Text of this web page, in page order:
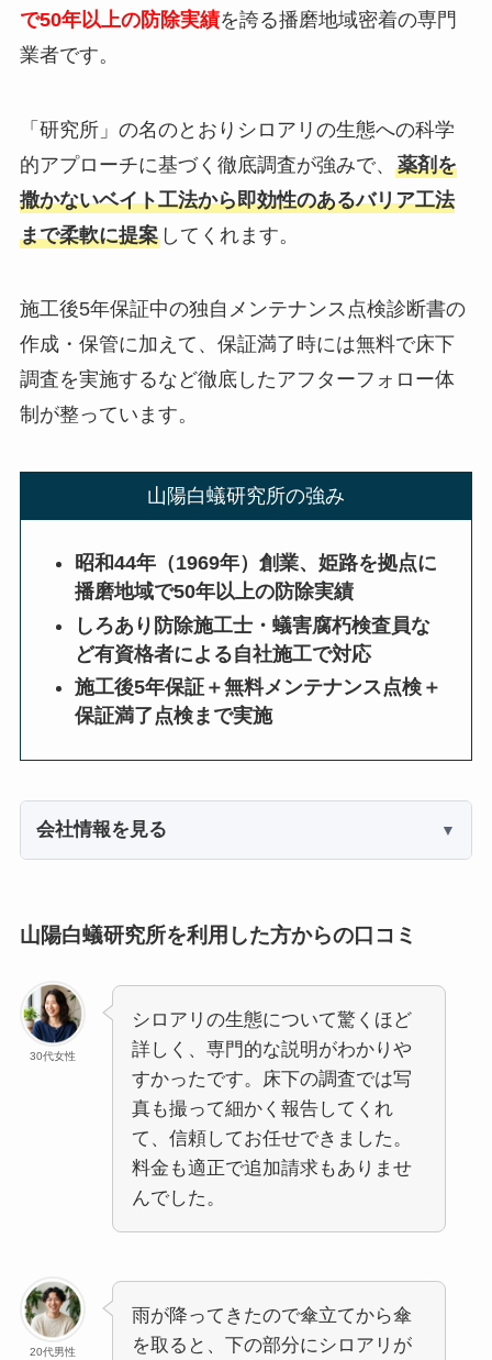
で50年以上の防除実績を誇る播磨地域密着の専門
業者です。
「研究所」の名のとおりシロアリの生態への科学
的アプローチに基づく徹底調査が強みで、 薬剤を
撒かないベイト工法から即効性のあるバリア工法
まで柔軟に提案してくれます。
施工後5年保証中の独自メンテナンス点検診断書の
作成・保管に加えて、保証満了時には無料で床下
調査を実施するなど徹底したアフターフォロー体
制が整っています。
山陽白蟻研究所の強み
昭和44年（1969年）創業、姫路を拠点に
播磨地域で50年以上の防除実績
しろあり防除施工士・蟻害腐朽検査員な
ど有資格者による自社施工で対応
施工後5年保証＋無料メンテナンス点検＋
保証満了点検まで実施
会社情報を見る
山陽白蟻研究所を利用した方からの口コミ
30代女性
シロアリの生態について驚くほど
詳しく、専門的な説明がわかりや
すかったです。床下の調査では写
真も撮って細かく報告してくれ
て、信頼してお任せできました。
料金も適正で追加請求もありませ
んでした。
20代男性
雨が降ってきたので傘立てから傘
を取ると、下の部分にシロアリが